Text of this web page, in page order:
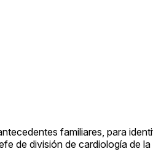
familiares, para
de división de cardiología de